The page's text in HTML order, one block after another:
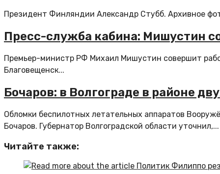
Президент Финляндии Александр Стубб. Архивное
Пресс-служба кабина: Мишустин
Премьер-министр РФ Михаил Мишустин совершит
Благовещенск...
Бочаров: в Волгограде в районе
Обломки беспилотных летательных аппаратов
Бочаров. Губернатор Волгоградской области уточнил,...
Читайте также: